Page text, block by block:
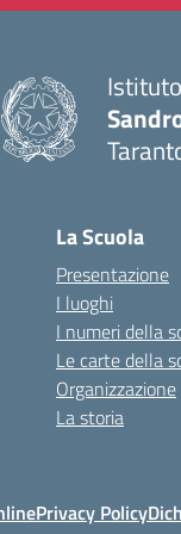
La Scuola
Presentazione
I luoghi
I numeri della
Le carte della
Organizzazione
La storia
Privacy Policy